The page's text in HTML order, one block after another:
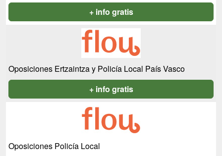
+ info gratis
Oposiciones Ertzaintza y Policía Local País Vasco
+ info gratis
Oposiciones Policía Local